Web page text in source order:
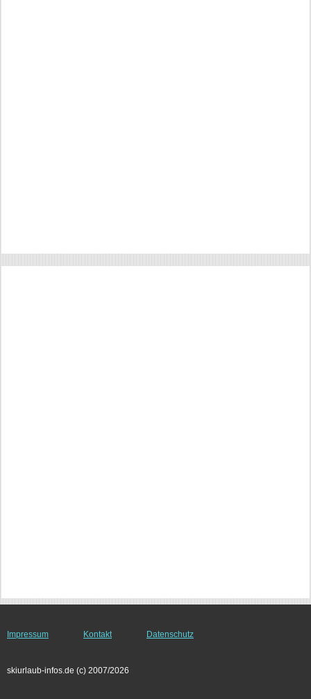
Impressum Kontakt Datenschutz
skiurlaub-infos.de (c) 2007/2026